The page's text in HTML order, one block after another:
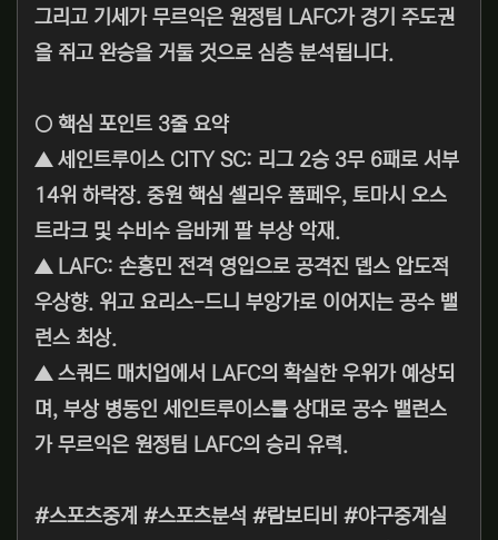
그리고 기세가 무르익은 원정팀 LAFC가 경기 주도권
을 쥐고 완승을 거둘 것으로 심층 분석됩니다.
○ 핵심 포인트 3줄 요약
▲ 세인트루이스 CITY SC: 리그 2승 3무 6패로 서부
14위 하락장. 중원 핵심 셀리우 폼페우, 토마시 오스
트라크 및 수비수 음바케 팔 부상 악재.
▲ LAFC: 손흥민 전격 영입으로 공격진 뎁스 압도적
우상향. 위고 요리스-드니 부앙가로 이어지는 공수 밸
런스 최상.
▲ 스쿼드 매치업에서 LAFC의 확실한 우위가 예상되
며, 부상 병동인 세인트루이스를 상대로 공수 밸런스
가 무르익은 원정팀 LAFC의 승리 유력.
#스포츠중계 #스포츠분석 #람보티비 #야구중계실